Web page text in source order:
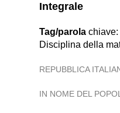
Integrale
Tag/parola
Disciplina della
REPUBBLICA
IN NOME DEL